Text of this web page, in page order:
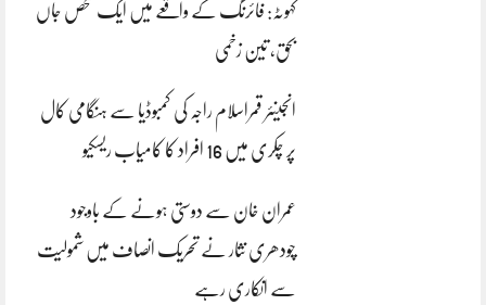
کہوٹہ: فائرنگ کے واقعے میں ایک شخص جاں
بحق، تین زخمی
انجینئر قمراسلام راجہ کی کمبوڈیا سے ہنگامی کال
پر چکری میں 16 افراد کا کامیاب ریسکیو
عمران خان سے دوستی ہونے کے باوجود
چودھری نثار نے تحریک انصاف میں شمولیت
سے انکاری رہے